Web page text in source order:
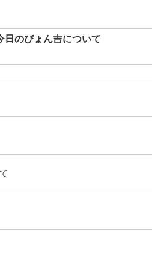
日のぴょん吉について